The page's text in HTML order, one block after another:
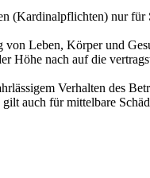
(Kardinalpflichten) nur für
von Leben, Körper und
Höhe nach auf die
Verhalten des
auch für mittelbare